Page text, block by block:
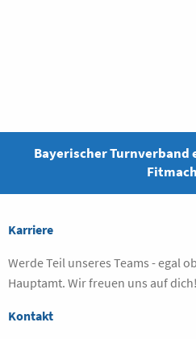
Bayerischer Turnverband
Karriere
Werde Teil unseres Teams - egal
Hauptamt. Wir freuen uns auf dich!
Kontakt